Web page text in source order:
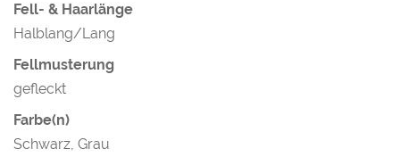
Fell- & Haarlänge
Halblang/Lang
Fellmusterung
gefleckt
Farbe(n)
Schwarz, Grau